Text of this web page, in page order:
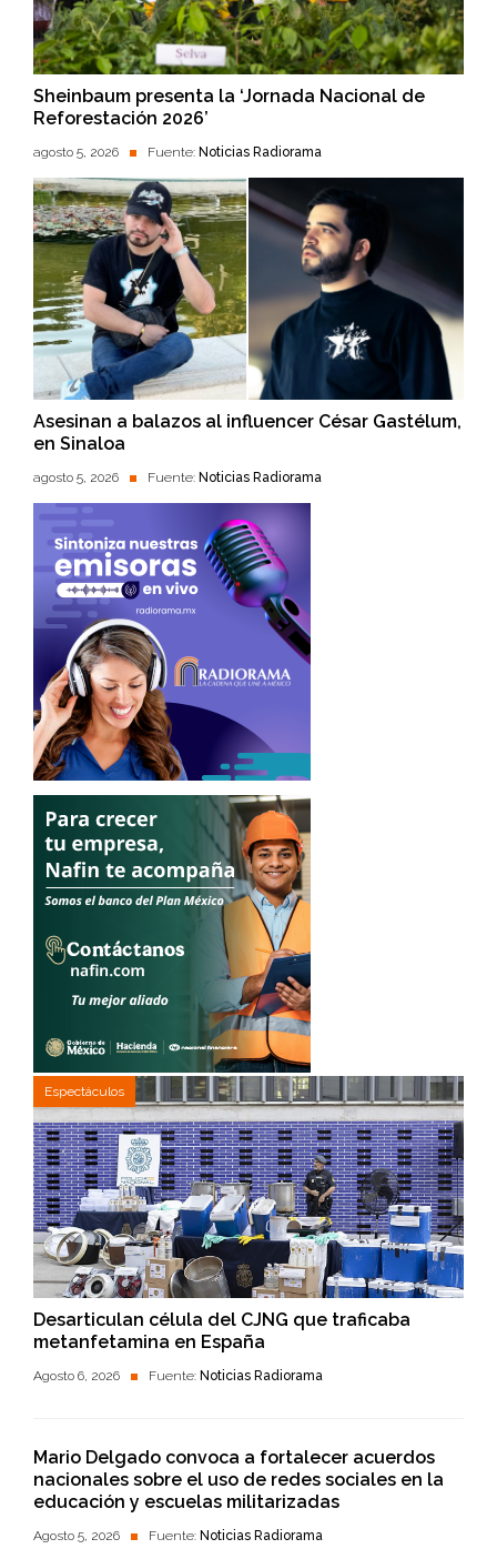
Sheinbaum presenta la ‘Jornada Nacional de
Reforestación 2026’
agosto 5, 2026 Fuente: Noticias Radiorama
Asesinan a balazos al influencer César Gastélum,
en Sinaloa
agosto 5, 2026 Fuente: Noticias Radiorama
Espectáculos
Desarticulan célula del CJNG que traficaba
metanfetamina en España
Agosto 6, 2026 Fuente: Noticias Radiorama
Mario Delgado convoca a fortalecer acuerdos
nacionales sobre el uso de redes sociales en la
educación y escuelas militarizadas
Agosto 5, 2026 Fuente: Noticias Radiorama